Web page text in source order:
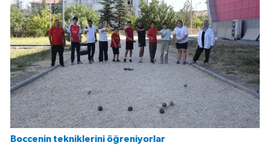
Boccenin tekniklerini öğreniyorlar